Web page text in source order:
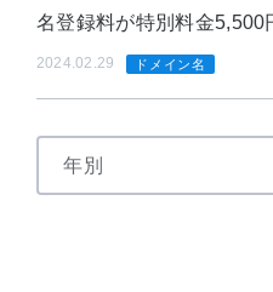
名登録料が特別料金5,500
2024.02.29 ドメイン名